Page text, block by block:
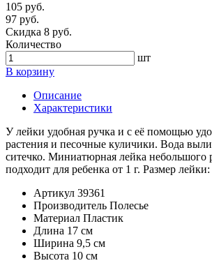
105 руб.
97 руб.
Скидка 8 руб.
Количество
шт
В корзину
Описание
Характеристики
У лейки удобная ручка и с её помощью
растения и песочные куличики. Вода
ситечко. Миниатюрная лейка небольшого
подходит для ребенка от 1 г. Размер
Артикул 39361
Производитель Полесье
Материал Пластик
Длина 17 см
Ширина 9,5 см
Высота 10 см